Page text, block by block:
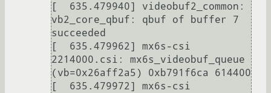
[  635.479940] videobuf2_common:
vb2_core_qbuf: qbuf of buffer 7
succeeded
[  635.479962] mx6s-csi
2214000.csi: mx6s_videobuf_queue
(vb=0x26aff2a5) 0xb791f6ca 614400
[  635.479972] mx6s-csi